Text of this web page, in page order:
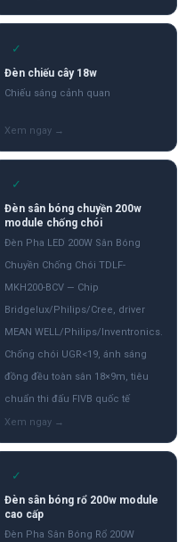
✓
Đèn chiếu cây 18w
Chiếu sáng cảnh quan
✓
Đèn sân bóng chuyền 200w
module chống chói
Đèn Pha LED 200W Sân Bóng
Chuyền Chống Chói TDLF-
MKH200-BCV — Chip
Bridgelux/Philips/Cree, driver
MEAN WELL/Philips/Inventronics.
Chống chói UGR<19, ánh sáng
đồng đều toàn sân 18×9m, tiêu
chuẩn thi đấu FIVB quốc tế
✓
Đèn sân bóng rổ 200w module
cao cấp
Đèn Pha Sân Bóng Rổ 200W